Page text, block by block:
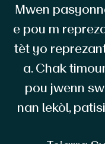
Mwen
e pou m
tèt yo
a. Chak
pou jwenn
nan lekòl,